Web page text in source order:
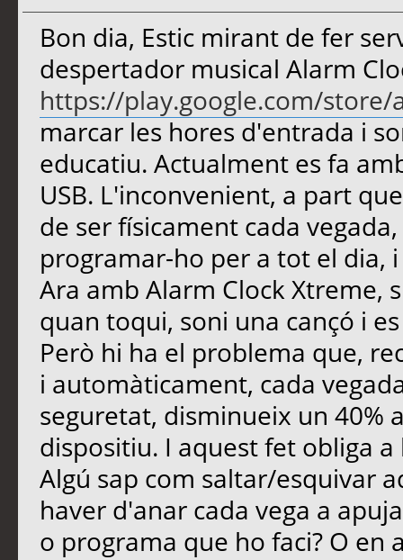
Bon dia, Estic mirant de fer
despertador musical Alarm
https://play.google.com/store/
marcar les hores d'entrada i
educatiu. Actualment es fa
USB. L'inconvenient, a part
de ser físicament cada
programar-ho per a tot el dia,
Ara amb Alarm Clock Xtreme,
quan toqui, soni una cançó i
Però hi ha el problema que,
i automàticament, cada
seguretat, disminueix un
dispositiu. I aquest fet obliga
Algú sap com saltar/esquivar
haver d'anar cada vega a
o programa que ho faci? O en